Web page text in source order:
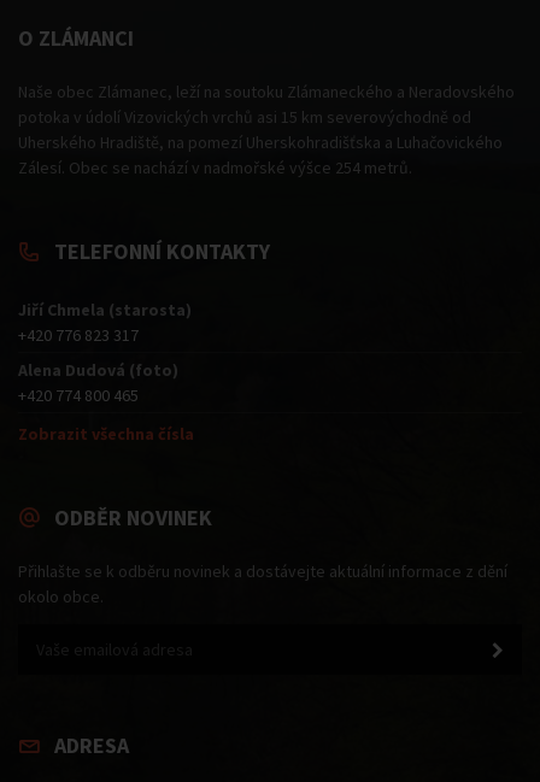
O ZLÁMANCI
Naše obec Zlámanec, leží na soutoku Zlámaneckého a Neradovského
potoka v údolí Vizovických vrchů asi 15 km severovýchodně od
Uherského Hradiště, na pomezí Uherskohradišťska a Luhačovického
Zálesí. Obec se nachází v nadmořské výšce 254 metrů.
TELEFONNÍ KONTAKTY
Jiří Chmela (starosta)
+420 776 823 317
Alena Dudová (foto)
+420 774 800 465
Zobrazit všechna čísla
ODBĚR NOVINEK
Přihlašte se k odběru novinek a dostávejte aktuální informace z dění
okolo obce.
ADRESA